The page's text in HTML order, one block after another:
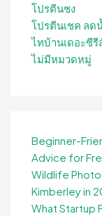
โปรตีนชง
โปรตีนเชค ลด
ไทบ้านเดอะซีรี
ไม่มีหมวดหมู่
Beginner-
Advice for
Wildlife
Kimberley in
What Startup